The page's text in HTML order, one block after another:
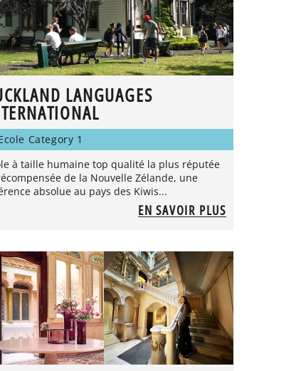
LANGUAGES
Category 1
à taille humaine top qualité la plus réputée
de la Nouvelle Zélande, une
absolue au pays des Kiwis...
EN SAVOIR PLUS